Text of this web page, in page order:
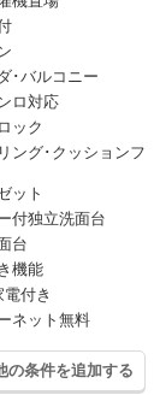
･バルコニー
ロ対応
ック
ング･クッションフ
ット
付独立洗面台
台
機能
付き
ネット無料
の条件を追加する